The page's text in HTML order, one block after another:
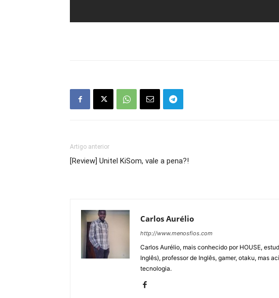
Artigo anterior
[Review] Unitel KiSom, vale a pena?!
Carlos Aurélio
http://www.menosfios.com
Carlos Aurélio, mais conhecido por HOUSE,
Inglês), professor de Inglês, gamer, otaku, mas
tecnologia.